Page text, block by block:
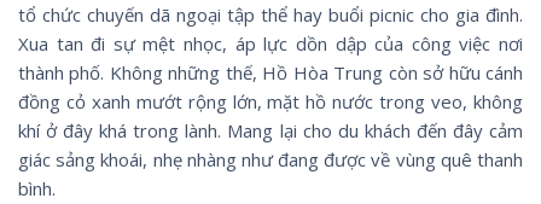
tổ chức chuyến dã ngoại tập thể hay buổi picnic cho gia đình.
Xua tan đi sự mệt nhọc, áp lực dồn dập của công việc nơi
thành phố. Không những thế, Hồ Hòa Trung còn sở hữu cánh
đồng cỏ xanh mướt rộng lớn, mặt hồ nước trong veo, không
khí ở đây khá trong lành. Mang lại cho du khách đến đây cảm
giác sảng khoái, nhẹ nhàng như đang được về vùng quê thanh
bình.